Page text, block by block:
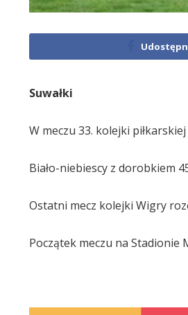
Suwałki
W meczu 33. kolejki
Biało-niebiescy z dorobkiem
Ostatni mecz kolejki Wigry
Początek meczu na Stadionie